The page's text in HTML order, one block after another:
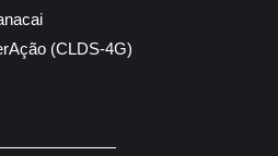
(CLDS-4G)